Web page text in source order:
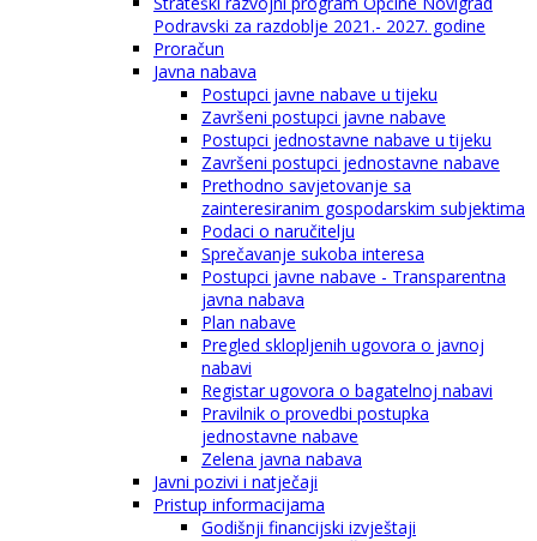
Podravski za razdoblje 2021.- 2027. godine
Proračun
Javna nabava
Postupci javne nabave u tijeku
Završeni postupci javne nabave
Postupci jednostavne nabave u tijeku
Završeni postupci jednostavne nabave
Prethodno savjetovanje sa
zainteresiranim gospodarskim subjektima
Podaci o naručitelju
Sprečavanje sukoba interesa
Postupci javne nabave - Transparentna
javna nabava
Plan nabave
Pregled sklopljenih ugovora o javnoj
nabavi
Registar ugovora o bagatelnoj nabavi
Pravilnik o provedbi postupka
jednostavne nabave
Zelena javna nabava
Javni pozivi i natječaji
Pristup informacijama
Godišnji financijski izvještaji